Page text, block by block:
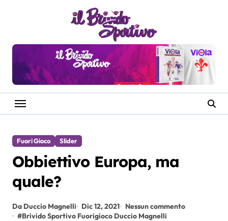
Fuori Gioco Slider
Obbiettivo Europa, ma
quale?
Da Duccio Magnelli Dic 12, 2021
Nessun commento
#Brivido Sportivo Fuorigioco Duccio Magnelli